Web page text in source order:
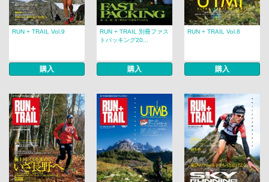
RUN + TRAIL Vol.9
購入
RUN + TRAIL 別冊ファス
トパッキング20...
購入
RUN + TRAIL Vol.8
購入